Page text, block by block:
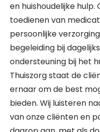
en huishoudelijke
toedienen van
persoonlijke
begeleiding bij
ondersteuning bij het
Thuiszorg staat de
ernaar om de best
bieden. Wij luisteren
van onze cliënten en